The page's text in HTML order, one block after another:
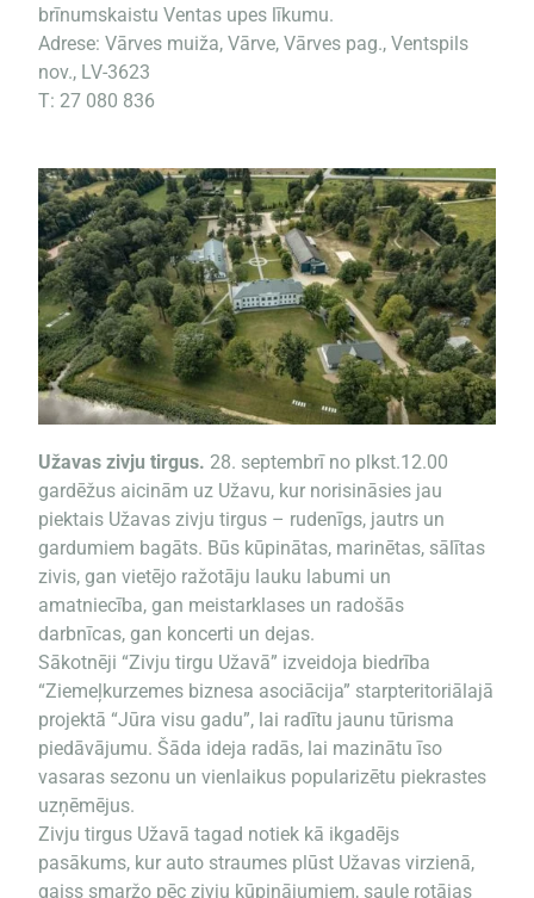
brīnumskaistu Ventas upes līkumu.
Adrese: Vārves muiža, Vārve, Vārves pag., Ventspils
nov., LV-3623
T: 27 080 836
Užavas zivju tirgus. 28. septembrī no plkst.12.00
gardēžus aicinām uz Užavu, kur norisināsies jau
piektais Užavas zivju tirgus – rudenīgs, jautrs un
gardumiem bagāts. Būs kūpinātas, marinētas, sālītas
zivis, gan vietējo ražotāju lauku labumi un
amatniecība, gan meistarklases un radošās
darbnīcas, gan koncerti un dejas.
Sākotnēji “Zivju tirgu Užavā” izveidoja biedrība
“Ziemeļkurzemes biznesa asociācija” starpteritoriālajā
projektā “Jūra visu gadu”, lai radītu jaunu tūrisma
piedāvājumu. Šāda ideja radās, lai mazinātu īso
vasaras sezonu un vienlaikus popularizētu piekrastes
uzņēmējus.
Zivju tirgus Užavā tagad notiek kā ikgadējs
pasākums, kur auto straumes plūst Užavas virzienā,
gaiss smaržo pēc zivju kūpinājumiem, saule rotājas